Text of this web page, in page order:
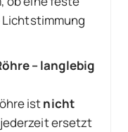
Lichtstimmung
– langlebig
istnicht
ersetzt